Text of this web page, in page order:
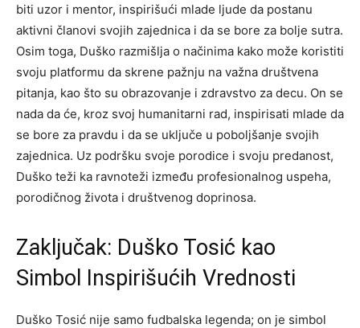
biti uzor i mentor, inspirišući mlade ljude da postanu
aktivni članovi svojih zajednica i da se bore za bolje sutra.
Osim toga, Duško razmišlja o načinima kako može koristiti
svoju platformu da skrene pažnju na važna društvena
pitanja, kao što su obrazovanje i zdravstvo za decu. On se
nada da će, kroz svoj humanitarni rad, inspirisati mlade da
se bore za pravdu i da se uključe u poboljšanje svojih
zajednica. Uz podršku svoje porodice i svoju predanost,
Duško teži ka ravnoteži između profesionalnog uspeha,
porodičnog života i društvenog doprinosa.
Zaključak: Duško Tosić kao
Simbol Inspirišućih Vrednosti
Duško Tosić nije samo fudbalska legenda; on je simbol